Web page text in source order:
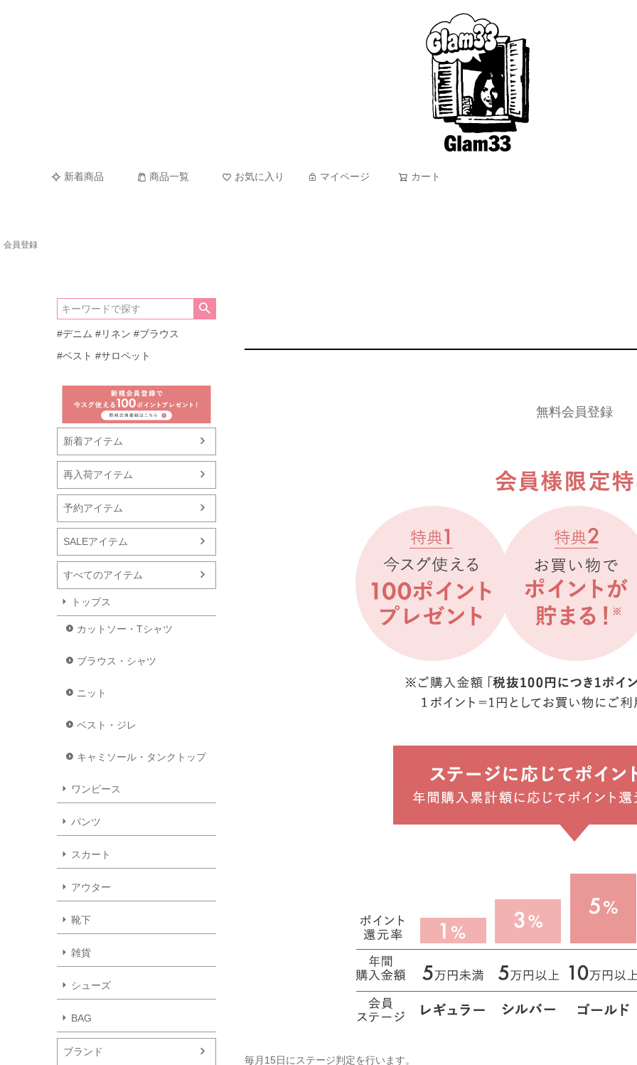
新着商品 商品一覧 お気に入り マイページ カート
会員登録
#デニム #リネン #ブラウス
#ベスト #サロペット
新着アイテム
再入荷アイテム
予約アイテム
SALEアイテム
すべてのアイテム
トップス
カットソー・Tシャツ
ブラウス・シャツ
ニット
ベスト・ジレ
キャミソール・タンクトップ
ワンピース
パンツ
スカート
アウター
靴下
雑貨
シューズ
BAG
ブランド
無料会員登録
毎月15日にステージ判定を行います。